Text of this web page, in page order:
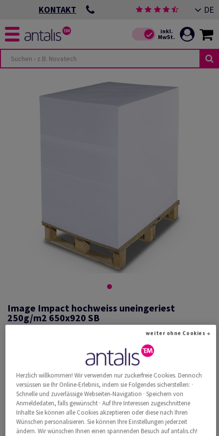
KONTAKT DE
Image Impact hochweiss uneingeriest
250g/m2 650x920 SB
Image, Impact, hochweiss, holzfrei ECF, 250g/m2, 650mm x 920mm,
SB, Pal. zu 3750 Bogen ungeriest, abgesteckt zu 125 Bogen, FSC Mix
Credit
Weitere Produktinformationen
Produkt weiterempfehlen
Katalogpreis inkl. MwSt.
Herzlich willkommen! Wir verwenden nur zuckerfreie Cookies. Dennoch
versüssen sie Ihr Online-Erlebnis, indem sie Folgendes sicherstellen: ·
Schnelle und zuverlässige Webseiten-Navigation · Speichern von
Anmeldedaten, falls gewünscht · Auf Ihre Interessen zugeschnittene
Inhalte Sie können alle Cookies akzeptieren oder diese nach Ihren
Wünschen personalisieren. Sie können Ihre Einstellungen jederzeit
ändern. Wir wünschen Ihnen einen spannenden Besuch auf antalis.ch!
weiter ohne Cookies →